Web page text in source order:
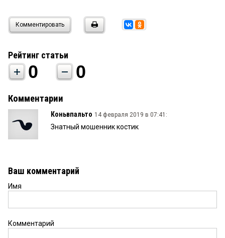
Комментировать
Рейтинг статьи
0 0
Комментарии
Коньвпальто 14 февраля 2019 в 07:41:
Знатный мошенник костик
Ваш комментарий
Имя
Комментарий